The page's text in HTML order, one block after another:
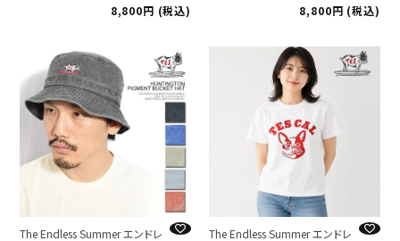
8,800 税込 8,800 税込
The Endless Summer エンドレ
The Endless Summer エンドレ